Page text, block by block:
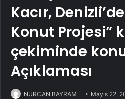
Kacır,
Konut Projesi”
çekiminde
Açıklaması
NURCAN BAYRAM Mayıs 22,